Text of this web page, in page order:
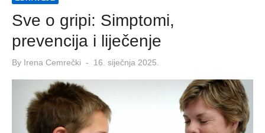
Sve o gripi: Simptomi,
prevencija i liječenje
By Irena Cemrečki
Posted
16. siječnja 2025.